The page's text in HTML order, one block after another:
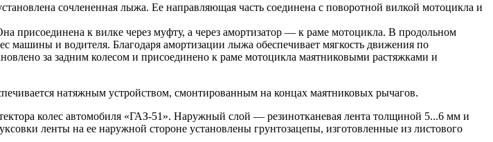
сочлененная лыжа. Ее направляющая часть соединена с поворотной вилкой мотоцикла и
присоединена к вилке через муфту, а через амортизатор — к раме мотоцикла. В продольном
машины и водителя. Благодаря амортизации лыжа обеспечивает мягкость движения по
за задним колесом и присоединено к раме мотоцикла маятниковыми растяжками и
натяжным устройством, смонтированным на концах маятниковых рычагов.
колес автомобиля «ГАЗ-51». Наружный слой — резинотканевая лента толщиной 5...6 мм и
ленты на ее наружной стороне установлены грунтозацепы, изготовленные из листового